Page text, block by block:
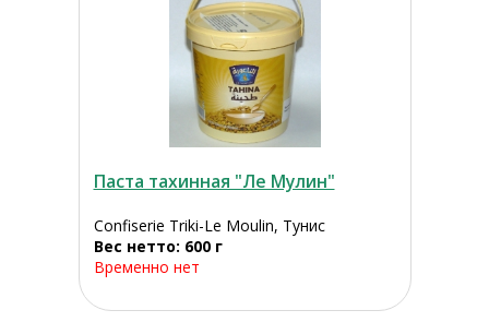
Паста тахинная "Ле Мулин"
Confiserie Triki-Le Moulin, Тунис
Вес нетто: 600 г
Временно нет